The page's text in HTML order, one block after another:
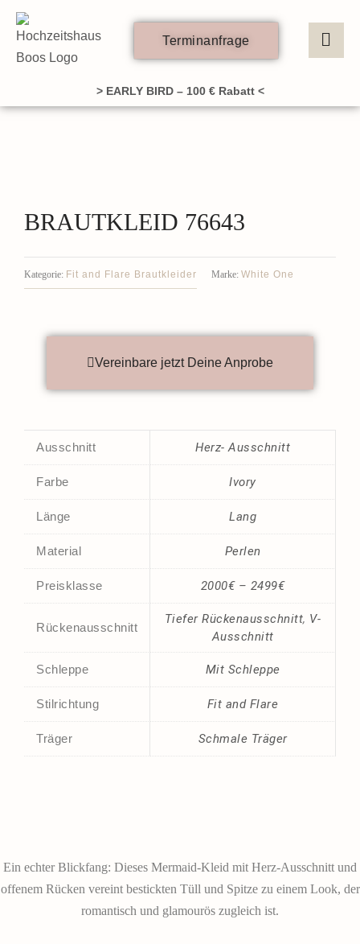
Zum
Inhalt
springen
Terminanfrage
> EARLY BIRD – 100 € Rabatt <
BRAUTKLEID 76643
Kategorie: Fit and Flare Brautkleider Marke: White One
Vereinbare jetzt Deine Anprobe
Ausschnitt Herz- Ausschnitt
Farbe Ivory
Länge Lang
Material Perlen
Preisklasse 2000€ – 2499€
Rückenausschnitt
Tiefer Rückenausschnitt, V-
Ausschnitt
Schleppe Mit Schleppe
Stilrichtung Fit and Flare
Träger Schmale Träger
Ein echter Blickfang: Dieses Mermaid-Kleid mit Herz-Ausschnitt und
offenem Rücken vereint bestickten Tüll und Spitze zu einem Look, der
romantisch und glamourös zugleich ist.